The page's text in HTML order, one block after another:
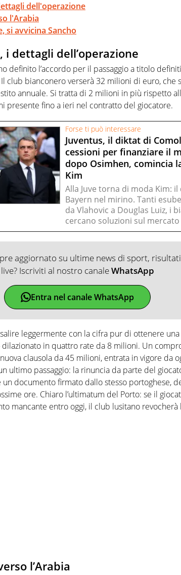
dell'operazione
l'Arabia
si avvicina Sancho
i dettagli dell’operazione
definito l’accordo per il passaggio a titolo
Il club bianconero verserà 32 milioni di euro, che
annuale. Si tratta di 2 milioni in più rispetto
presente fino a ieri nel contratto del giocatore.
Forse ti può interessare
Juventus, il diktat di
cessioni per finanziare il
dopo Osimhen, comincia
Kim
Alla Juve torna di moda Kim:
Bayern nel mirino. Tanti
da Vlahovic a Douglas Luiz, i
cercano soluzioni sul mercato
aggiornato su ultime news di sport,
live? Iscriviti al nostro canaleWhatsApp
Entra nel canale WhatsApp
leggermente con la cifra pur di ottenere
in quattro rate da 8 milioni. Un
clausola da 45 milioni, entrata in vigore da
ultimo passaggio: la rinuncia da parte del
documento firmato dallo stesso portoghese,
ore. Chiaro l’ultimatum del Porto: se il
mancante entro oggi, il club lusitano revocherà
l’Arabia